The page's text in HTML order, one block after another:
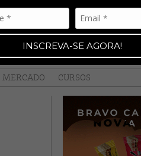
INSCREVA-SE AGORA!
MERCADO CURSOS